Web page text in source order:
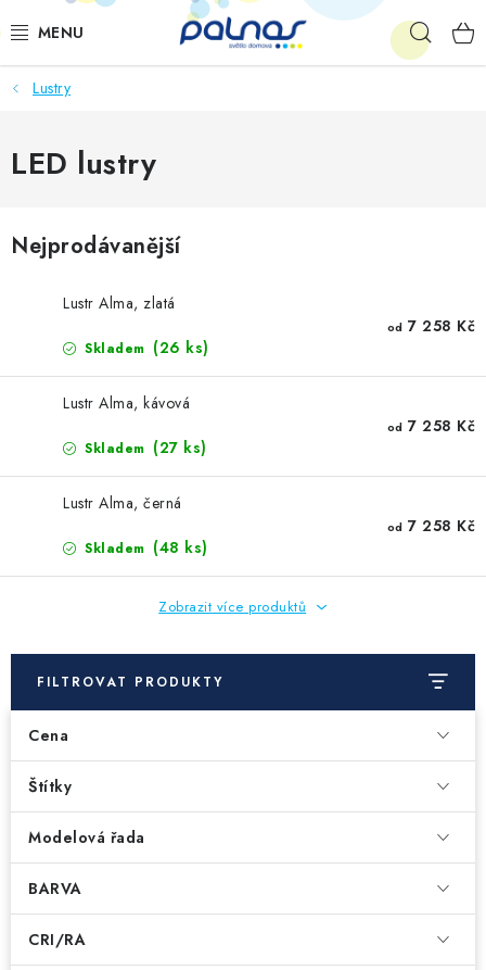
na
OSVĚTLENÍ INTERIÉRU
LED
AKCE
KE STAŽENÍ
Lustry
LED lustry
Nejprodávanější
Lustr Alma, zlatá
Skladem (26 ks)
od 7 258 Kč
Lustr Alma, kávová
Skladem (27 ks)
od 7 258 Kč
Lustr Alma, černá
Skladem (48 ks)
od 7 258 Kč
Zobrazit více produktů
FILTROVAT PRODUKTY
Cena
Štítky
Modelová řada
BARVA
CRI/RA